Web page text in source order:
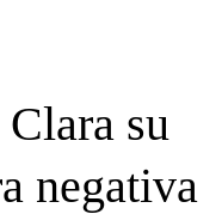
su
negativa